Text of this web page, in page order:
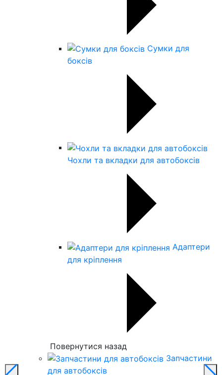
Сумки для
боксів
Чохли та вкладки для автобоксів
Адаптери
для кріплення
Повернутися назад
Запчастини
для автобоксів